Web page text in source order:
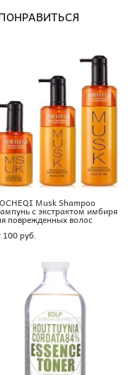
Musk Shampoo
с экстрактом имбиря
поврежденных волос
100 pуб.